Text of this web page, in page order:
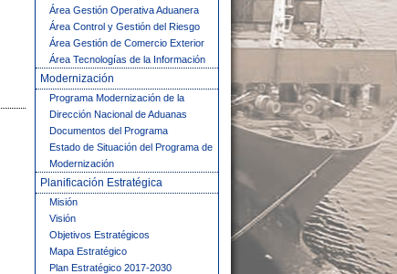
Área Gestión Operativa Aduanera
Área Control y Gestión del Riesgo
Área Gestión de Comercio Exterior
Área Tecnologías de la Información
Modernización
Programa Modernización de la
Dirección Nacional de Aduanas
Documentos del Programa
Estado de Situación del Programa de
Modernización
Planificación Estratégica
Misión
Visión
Objetivos Estratégicos
Mapa Estratégico
Plan Estratégico 2017-2030